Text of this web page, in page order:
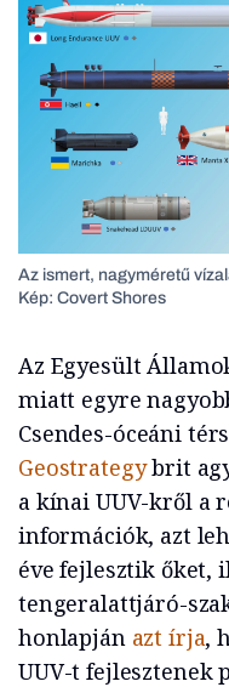
Az ismert, nagyméretű
Kép: Covert Shores
Az Egyesült
miatt egyre
Csendes-óceáni
Geostrategybrit
a kínai UUV-kről a
információk, azt
éve fejlesztik őket,
tengeralattjáró-
honlapján azt írja,
UUV-t fejlesztenek